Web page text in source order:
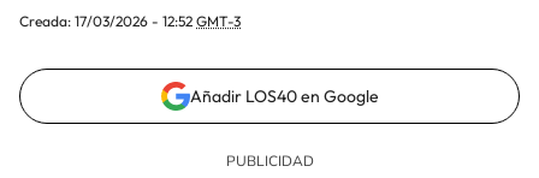
Creada: 17/03/2026 - 12:52 GMT-3
Añadir LOS40 en Google